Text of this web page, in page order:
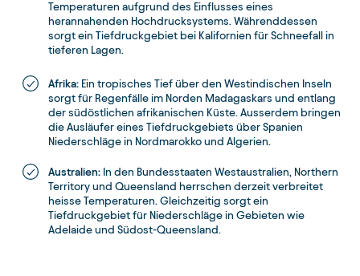
Temperaturen aufgrund des Einflusses eines
herannahenden Hochdrucksystems. Währenddessen
sorgt ein Tiefdruckgebiet bei Kalifornien für Schneefall in
tieferen Lagen.
Afrika: Ein tropisches Tief über den Westindischen Inseln
sorgt für Regenfälle im Norden Madagaskars und entlang
der südöstlichen afrikanischen Küste. Ausserdem bringen
die Ausläufer eines Tiefdruckgebiets über Spanien
Niederschläge in Nordmarokko und Algerien.
Australien: In den Bundesstaaten Westaustralien, Northern
Territory und Queensland herrschen derzeit verbreitet
heisse Temperaturen. Gleichzeitig sorgt ein
Tiefdruckgebiet für Niederschläge in Gebieten wie
Adelaide und Südost-Queensland.